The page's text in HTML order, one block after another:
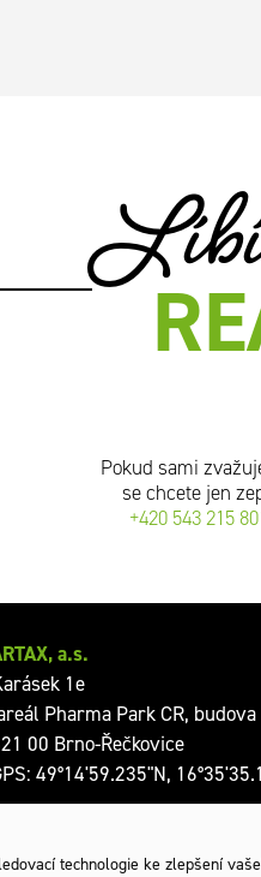
technologie ke zlepšení
Líbí
Pokud sami
se chcete jen
+420 543 215
a.s.
1e
Pharma Park CR, budova
00 Brno-Řečkovice
49°14'59.235"N,